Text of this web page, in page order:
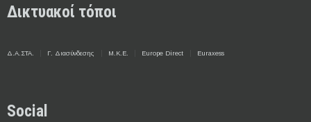
Δικτυακοί τόποι
Δ.Α.ΣΤΑ. Γ. Διασύνδεσης Μ.Κ.Ε. Europe Direct Euraxess
Social